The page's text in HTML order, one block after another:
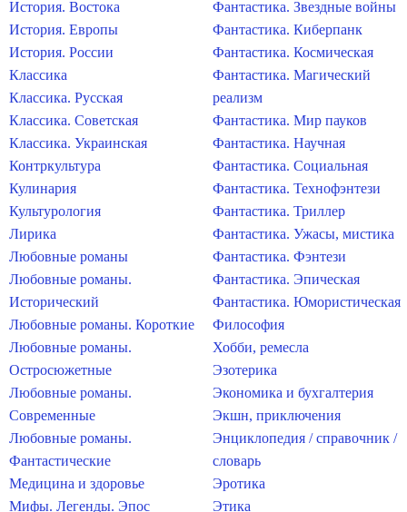
История. Востока
История. Европы
История. России
Классика
Классика. Русская
Классика. Советская
Классика. Украинская
Контркультура
Кулинария
Культурология
Лирика
Любовные романы
Любовные романы.
Исторический
Любовные романы. Короткие
Любовные романы.
Остросюжетные
Любовные романы.
Современные
Любовные романы.
Фантастические
Медицина и здоровье
Мифы. Легенды. Эпос
Фантастика. Звездные войны
Фантастика. Киберпанк
Фантастика. Космическая
Фантастика. Магический
реализм
Фантастика. Мир пауков
Фантастика. Научная
Фантастика. Социальная
Фантастика. Технофэнтези
Фантастика. Триллер
Фантастика. Ужасы, мистика
Фантастика. Фэнтези
Фантастика. Эпическая
Фантастика. Юмористическая
Философия
Хобби, ремесла
Эзотерика
Экономика и бухгалтерия
Экшн, приключения
Энциклопедия / справочник /
словарь
Эротика
Этика